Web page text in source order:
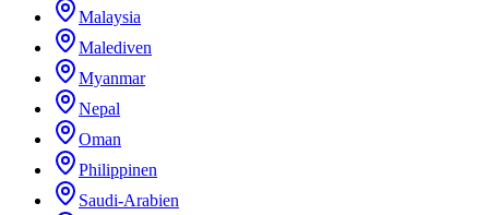
Malaysia
Malediven
Myanmar
Nepal
Oman
Philippinen
Saudi-Arabien